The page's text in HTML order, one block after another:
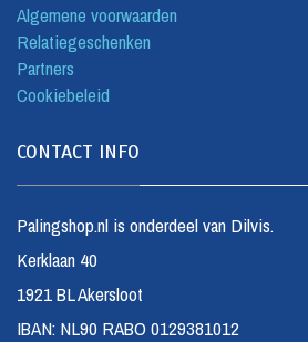
Algemene voorwaarden
Relatiegeschenken
Partners
Cookiebeleid
CONTACT INFO
Palingshop.nl is onderdeel van Dilvis.
Kerklaan 40
1921 BL Akersloot
IBAN: NL90 RABO 0129381012